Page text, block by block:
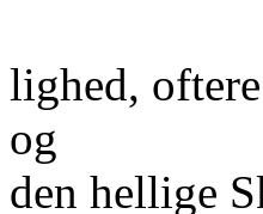
lighed,
og
den hellige